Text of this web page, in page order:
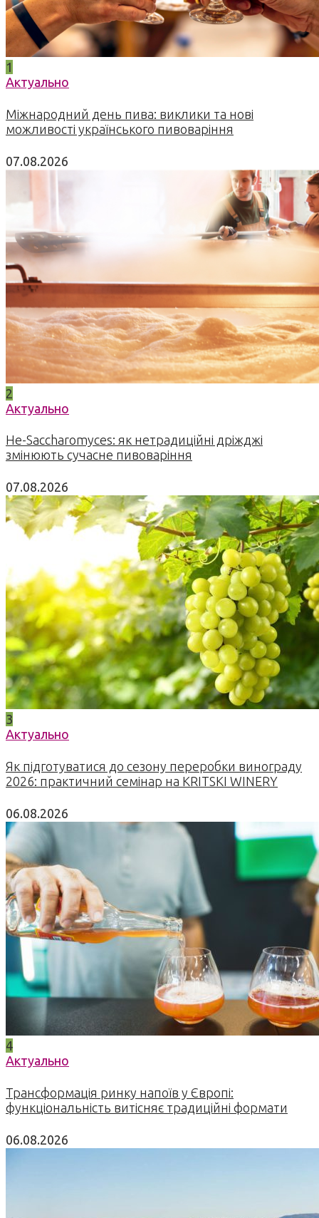
1
Актуально
Міжнародний день пива: виклики та нові
можливості українського пивоваріння
07.08.2026
2
Актуально
Не-Saccharomyces: як нетрадиційні дріжджі
змінюють сучасне пивоваріння
07.08.2026
3
Актуально
Як підготуватися до сезону переробки винограду
2026: практичний семінар на KRITSKI WINERY
06.08.2026
4
Актуально
Трансформація ринку напоїв у Європі:
функціональність витісняє традиційні формати
06.08.2026